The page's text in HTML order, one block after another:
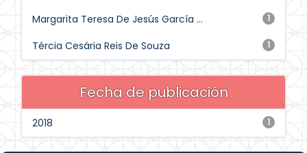
1
Margarita Teresa De Jesús García ...
1
Tércia Cesária Reis De Souza
Fecha de publicación
1
2018